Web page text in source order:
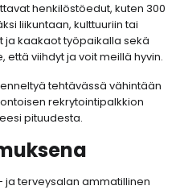
henkilöstöedut, kuten 300
liikuntaan, kulttuuriin tai
ja kaakaot työpaikalla sekä
viihdyt ja voit meillä hyvin.
tehtävässä vähintään
rekrytointipalkkion
pituudesta.
terveysalan ammatillinen